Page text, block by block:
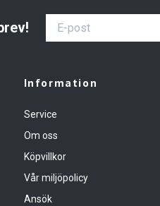
Information
Service
Om oss
Köpvillkor
Vår miljöpolicy
Ansök